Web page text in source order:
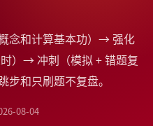
念和计算基本功）→ 强化
）→ 冲刺（模拟 + 错题复
和只刷题不复盘。
08-04